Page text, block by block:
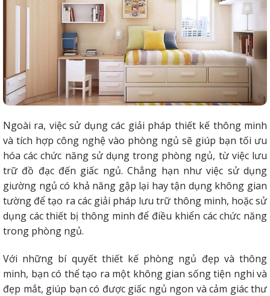
Ngoài ra, việc sử dụng các giải pháp thiết kế thông minh
và tích hợp công nghệ vào phòng ngủ sẽ giúp bạn tối ưu
hóa các chức năng sử dụng trong phòng ngủ, từ việc lưu
trữ đồ đạc đến giấc ngủ. Chẳng hạn như việc sử dụng
giường ngủ có khả năng gập lại hay tận dụng không gian
tường để tạo ra các giải pháp lưu trữ thông minh, hoặc sử
dụng các thiết bị thông minh để điều khiển các chức năng
trong phòng ngủ.
Với những bí quyết thiết kế phòng ngủ đẹp và thông
minh, bạn có thể tạo ra một không gian sống tiện nghi và
đẹp mắt, giúp bạn có được giấc ngủ ngon và cảm giác thư